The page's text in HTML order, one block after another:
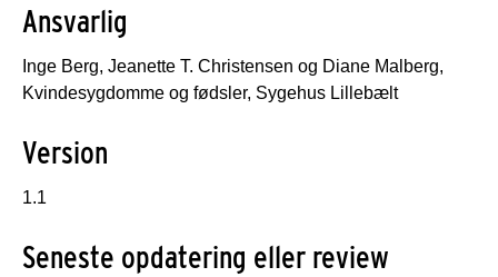
Ansvarlig
Inge Berg, Jeanette T. Christensen og Diane Malberg,
Kvindesygdomme og fødsler, Sygehus Lillebælt
Version
1.1
Seneste opdatering eller review